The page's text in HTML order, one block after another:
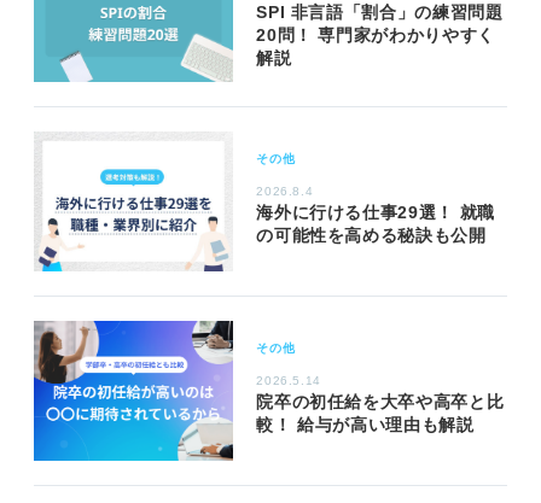
SPI 非言語「割合」の練習問題
20問！ 専門家がわかりやすく
解説
その他
2026.8.4
海外に行ける仕事29選！ 就職
の可能性を高める秘訣も公開
その他
2026.5.14
院卒の初任給を大卒や高卒と比
較！ 給与が高い理由も解説